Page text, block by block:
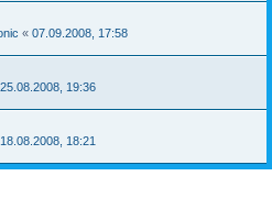
« 07.09.2008, 17:58
25.08.2008, 19:36
18.08.2008, 18:21